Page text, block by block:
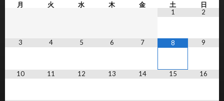
月
火 水 木 金 土
日
1
2
3 4 5 6 7 8 9
10 11 12 13 14 15 16